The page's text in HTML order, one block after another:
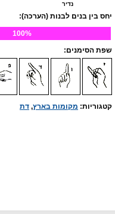
נדיר
יחס בין בנים לבנות (הערכה):
100%
שפת הסימנים:
קטגוריות: מקומות בארץ, דת